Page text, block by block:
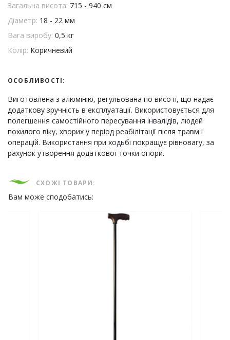
Загальна висота: 715 - 940 см
Діаметр: 18 - 22 мм
Вага виробу: 0,5 кг
Колір: Коричневий
ОСОБЛИВОСТІ:
Виготовлена з алюмінію, регульована по висоті, що надає
додаткову зручність в експлуатації. Використовується для
полегшення самостійного пересування інвалідів, людей
похилого віку, хворих у період реабілітації після травм і
операцій. Використання при ходьбі покращує рівновагу, за
рахунок утворення додаткової точки опори.
СХОЖІ ТОВАРИ:
Вам може сподобатись: